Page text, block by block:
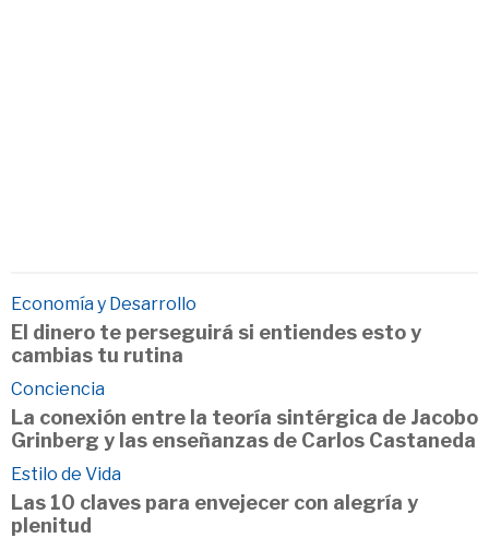
Economía y Desarrollo
El dinero te perseguirá si entiendes esto y
cambias tu rutina
Conciencia
La conexión entre la teoría sintérgica de Jacobo
Grinberg y las enseñanzas de Carlos Castaneda
Estilo de Vida
Las 10 claves para envejecer con alegría y
plenitud